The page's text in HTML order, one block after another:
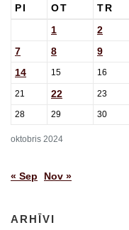
oktobris 2024
PI OT TR
1
2
7 8 9
14 15 16
21 22 23
28 29 30
« Sep Nov »
ARHĪVI